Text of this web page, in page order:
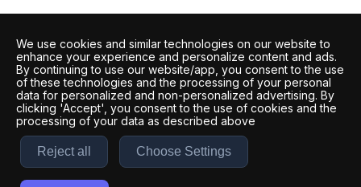
We use cookies and similar technologies on our website to
enhance your experience and personalize content and ads.
By continuing to use our website/app, you consent to the use
of these technologies and the processing of your personal
data for personalized and non-personalized advertising. By
clicking 'Accept', you consent to the use of cookies and the
processing of your data as described above
Reject all Choose Settings